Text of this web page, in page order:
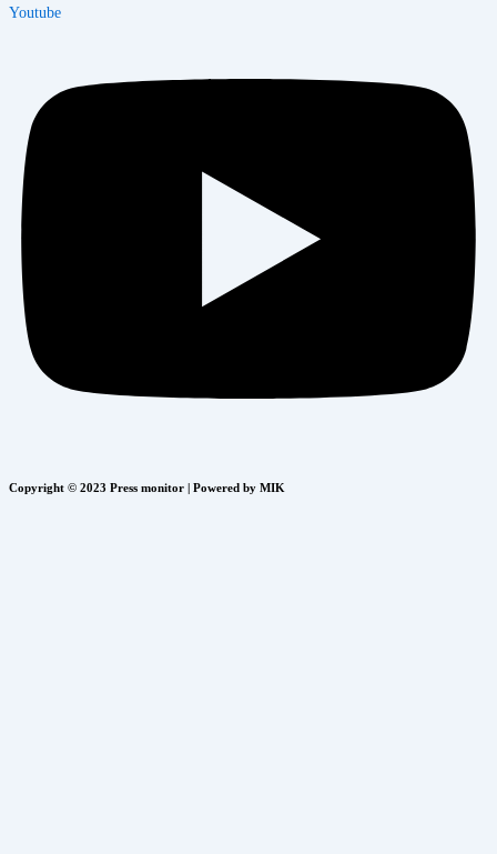
Youtube
Copyright © 2023 Press monitor | Powered by MIK